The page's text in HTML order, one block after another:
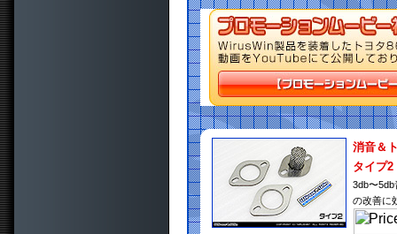
消音＆
タイプ2
3db〜
の改善に